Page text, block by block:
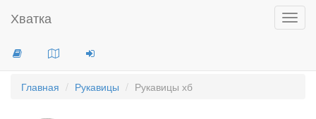
Хватка
Главная Рукавицы Рукавицы хб